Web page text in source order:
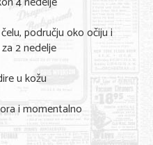
području oko očiju i
2 nedelje
u kožu
i momentalno